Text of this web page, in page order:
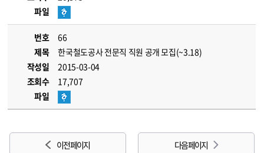
파일
번호
66
제목
한국철도공사 전문직 직원 공개 모집(~3.18)
작성일
2015-03-04
조회수
17,707
파일
이전 페이지 다음 페이지